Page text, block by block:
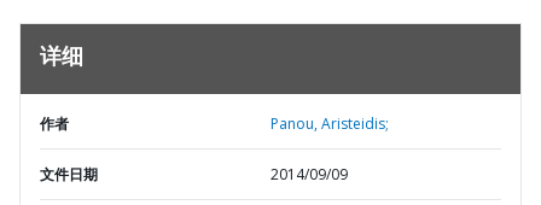
详细
作者 Panou, Aristeidis;
文件日期 2014/09/09